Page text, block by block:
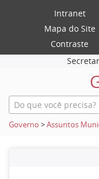
Intranet
Mapa do Site
Contraste
Governo >Assuntos